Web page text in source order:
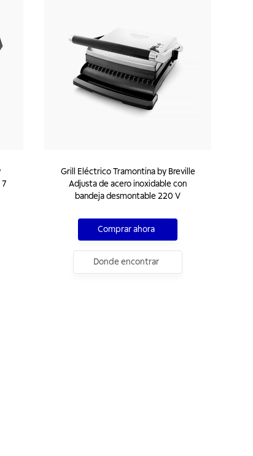
Grill Eléctrico Tramontina by Breville
Adjusta de acero inoxidable con
bandeja desmontable 220 V
Comprar ahora
Donde encontrar